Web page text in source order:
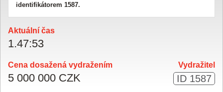
identifikátorem 1587.
Aktuální čas
1.47:53
Cena dosažená vydražením
5 000 000 CZK
Vydražitel
ID 1587